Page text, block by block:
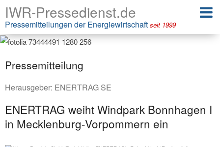
IWR-Pressedienst.de
Pressemitteilungen der Energiewirtschaft seit 1999
Pressemitteilung
Herausgeber: ENERTRAG SE
ENERTRAG weiht Windpark Bonnhagen I
in Mecklenburg-Vorpommern ein